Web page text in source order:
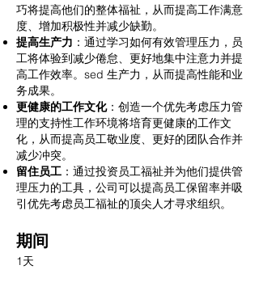
巧将提高他们的整体福祉，从而提高工作满意
度、增加积极性并减少缺勤。
提高生产力 ：通过学习如何有效管理压力，员
工将体验到减少倦怠、更好地集中注意力并提
高工作效率。 sed 生产力，从而提高性能和业
务成果。
更健康的工作文化：创造一个优先考虑压力管
理的支持性工作环境将培育更健康的工作文
化，从而提高员工敬业度、更好的团队合作并
减少冲突。
留住员工 ：通过投资员工福祉并为他们提供管
理压力的工具，公司可以提高员工保留率并吸
引优先考虑员工福祉的顶尖人才寻求组织。
期间
1天